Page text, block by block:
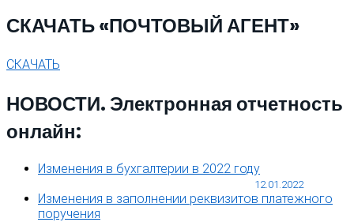
СКАЧАТЬ «ПОЧТОВЫЙ АГЕНТ»
СКАЧАТЬ
НОВОСТИ. Электронная отчетность
онлайн:
Изменения в бухгалтерии в 2022 году
12.01.2022
Изменения в заполнении реквизитов платежного
поручения